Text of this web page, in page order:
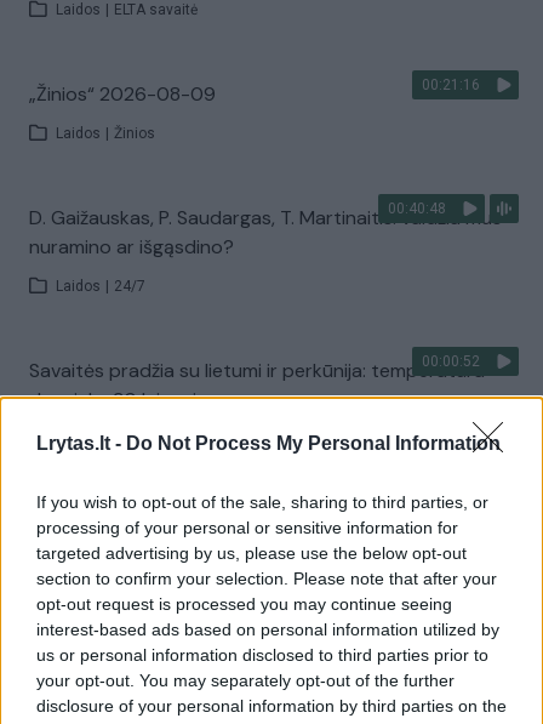
Lrytas.lt - Do Not Process My Personal Information
If you wish to opt-out of the sale, sharing to third parties, or
processing of your personal or sensitive information for
targeted advertising by us, please use the below opt-out
section to confirm your selection. Please note that after your
opt-out request is processed you may continue seeing
interest-based ads based on personal information utilized by
us or personal information disclosed to third parties prior to
your opt-out. You may separately opt-out of the further
disclosure of your personal information by third parties on the
Laidos ELTA savaitė
00:21:16
„Žinios“ 2026-08-09
Laidos Žinios
00:40:48
D. Gaižauskas, P. Saudargas, T. Martinaitis: valdžia mus
nuramino ar išgąsdino?
Laidos 24/7
00:00:52
Savaitės pradžia su lietumi ir perkūnija: temperatūra
dar sieks 30 laipsnių
Žinios | Orai
Visi įrašai
Žiūrimiausi įrašai
00:00:30